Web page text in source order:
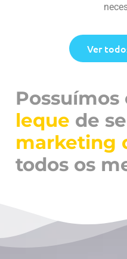
Ver
Possuímos
leque de
marketing
todos os